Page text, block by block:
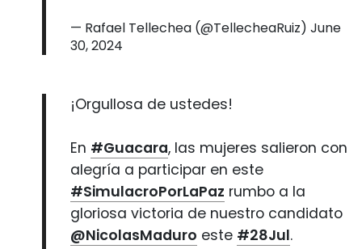
— Rafael Tellechea (@TellecheaRuiz) June
30, 2024
¡Orgullosa de ustedes!
En #Guacara, las mujeres salieron con
alegría a participar en este
#SimulacroPorLaPaz rumbo a la
gloriosa victoria de nuestro candidato
@NicolasMaduro este #28Jul.